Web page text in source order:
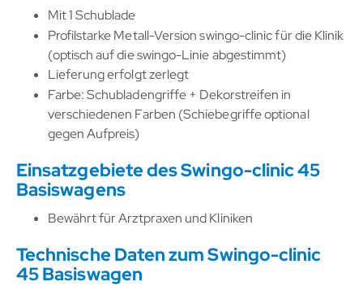
Mit 1 Schublade
Profilstarke Metall-Version swingo-clinic für die Klinik
(optisch auf die swingo-Linie abgestimmt)
Lieferung erfolgt zerlegt
Farbe: Schubladengriffe + Dekorstreifen in
verschiedenen Farben (Schiebegriffe optional
gegen Aufpreis)
Einsatzgebiete des Swingo-clinic 45
Basiswagens
Bewährt für Arztpraxen und Kliniken
Technische Daten zum Swingo-clinic
45 Basiswagen